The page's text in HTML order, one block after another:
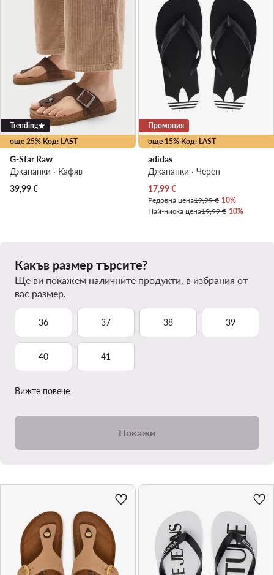
още 25% Код: LAST
Trending
G-Star Raw
Джапанки · Кафяв
39,99€
още 15% Код: LAST
Промоция
adidas
Джапанки · Черен
Актуална цена
17,99€
Редовна цена19,99 €-10%
Най-ниска цена19,99 €-10%
Какъв размер търсите?
Ще ви покажем наличните продукти, в избрания от
вас размер.
36 37 38 39
40 41
Вижте повече
Покажи